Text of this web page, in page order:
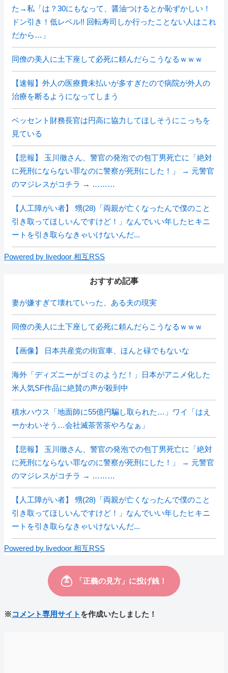
た→私「は？30にもなって、醤油つけるとか恥ずかしい！
ドン引き！低レベル!! 回転寿司しか行ったことない人はこれ
だから…」
同僚の美人に土下座して必死に頼んだらこうなるｗｗｗ
【速報】外人の医療費未払いが多すぎたので病院が外人の
治療を断るようになってしまう
ベッセント財務長官は円高に協力してほしそうにこっちを
見ている
【悲報】 玉川徹さん、警官の発泡での包丁男死亡に「絶対
に死刑にならない罪なのに警察が死刑にした！」 → 元警官
のマジレスがコチラ → ………
【人工障がい者】 甥(28)「両親が亡くなったんで僕のこと
引き取ってほしいんですけど！」なんでいい年したヒキニ
ートを引き取らなきゃいけないんだ...
Powered by livedoor 相互RSS
おすすめ記事
妻が嫌すぎて壊れていった、ある夫の現実
同僚の美人に土下座して必死に頼んだらこうなるｗｗｗ
【画像】 日本共産党の街宣車、ほんと碌でもないな
海外「ディズニーがゴミのようだ！」日本がアニメ化した
米人気SF作品に絶賛の声が殺到中
積水ハウス「地面師に55億円騙し取られた…」ワイ「はえ
ーかわいそう…会社滅茶苦茶やろなぁ」
【悲報】 玉川徹さん、警官の発泡での包丁男死亡に「絶対
に死刑にならない罪なのに警察が死刑にした！」 → 元警官
のマジレスがコチラ → ………
【人工障がい者】 甥(28)「両親が亡くなったんで僕のこと
引き取ってほしいんですけど！」なんでいい年したヒキニ
ートを引き取らなきゃいけないんだ...
Powered by livedoor 相互RSS
※コメント専用サイト を作成いたしました！